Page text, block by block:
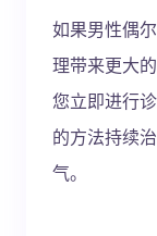
如果男性偶
理带来更大
您立即进行
的方法持续
气。